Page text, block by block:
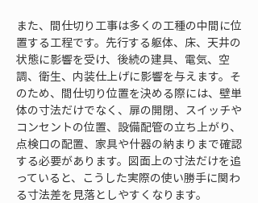
また、間仕切り工事は多くの工種の中間に位
置する工程です。先行する躯体、床、天井の
状態に影響を受け、後続の建具、電気、空
調、衛生、内装仕上げに影響を与えます。そ
のため、間仕切り位置を決める際には、壁単
体の寸法だけでなく、扉の開閉、スイッチや
コンセントの位置、設備配管の立ち上がり、
点検口の配置、家具や什器の納まりまで確認
する必要があります。図面上の寸法だけを追
っていると、こうした実際の使い勝手に関わ
る寸法差を見落としやすくなります。